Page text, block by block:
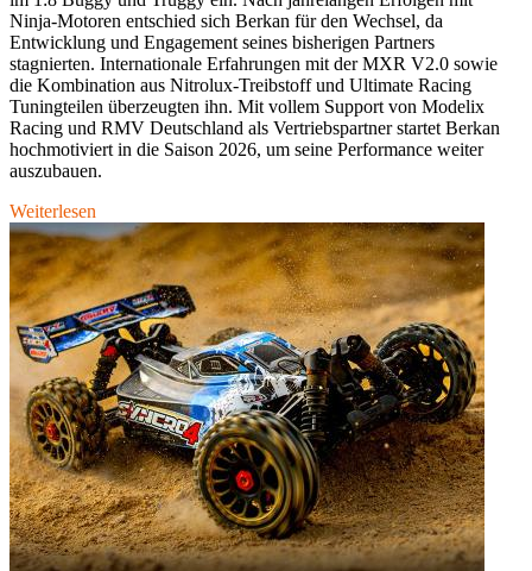
Ninja-Motoren entschied sich Berkan für den Wechsel, da
Entwicklung und Engagement seines bisherigen Partners
stagnierten. Internationale Erfahrungen mit der MXR V2.0 sowie
die Kombination aus Nitrolux-Treibstoff und Ultimate Racing
Tuningteilen überzeugten ihn. Mit vollem Support von Modelix
Racing und RMV Deutschland als Vertriebspartner startet Berkan
hochmotiviert in die Saison 2026, um seine Performance weiter
auszubauen.
Weiterlesen